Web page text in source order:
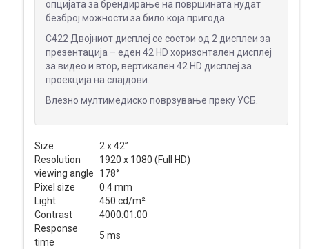
ДИСПЛЕИ
опцијата за брендирање на површината нудат
безброј можности за било која пригода.
C422 Двојниот дисплеј се состои од 2 дисплеи за
презентација – еден 42 HD хоризонтален дисплеј
за видео и втор, вертикален 42 HD дисплеј за
проекција на слајдови.
Влезно мултимедиско поврзување преку УСБ.
Size
2 x 42”
Resolution
1920 х 1080 (Full HD)
viewing angle
178°
Pixel size
0.4 mm
Light
450 cd/m²
Contrast
4000:01:00
Response
time
5 ms